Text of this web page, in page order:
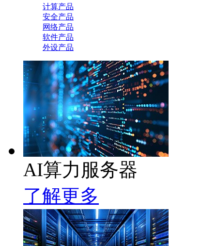
计算产品
安全产品
网络产品
软件产品
外设产品
AI算力服务器
了解更多